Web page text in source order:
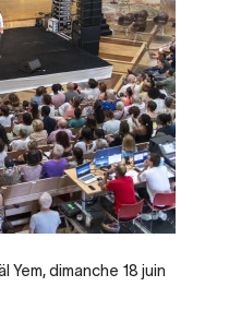
Yem, dimanche 18 juin